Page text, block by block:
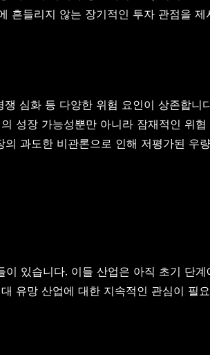
흔들리지 않는 장기적인 투자 관점을 제
심화 등 다양한 위험 요인이 상존합니
성장 가능성뿐만 아니라 잠재적인 위협
과도한 비관론으로 인해 저평가된 우
이 있습니다. 이들 산업은 아직 초기 단
유망 산업에 대한 지속적인 관심이 필